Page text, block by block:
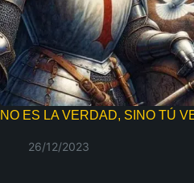
NO ES LA VERDAD, SINO TÚ
26/12/2023